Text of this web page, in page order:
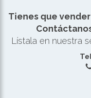
Tienes que
Lístala en nuestra